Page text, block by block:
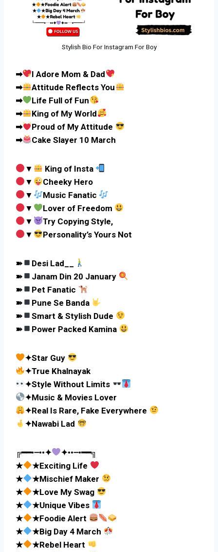
Stylish Bio For Instagram For Boy
➡
I Adore Mom & Dad
➡
Attitude Reflects You
➡
Life Full of Fun
➡
King of My World
➡
Proud of My Attitude
➡
Cake Slayer 10 March
▼
King of Insta
▼
Cheeky Hero
▼
Music Fanatic
▼
Lover of Freedom
▼
Try Copying Style,
▼
Personality’s Yours Not
➽
Desi Lad__
➽
Janam Din 20 January
➽
Pet Fanatic
➽
Pune Se Banda
➽
Smart & Stylish Dude
➽
Power Packed Kamina
✦Star Guy
✦True Khalnayak
✦Style Without Limits
✦Music & Movies Lover
✦Real Is Rare, Fake Everywhere
✦Nawabi Lad
╔━━•┈••✦
✦••┈•━━╗
★
★Exciting Life
★
★Mischief Maker
★
★Love My Swag
★
★Unique Vibes
★
★Foodie Alert
★
★Big Day 4 March
★
★Rebel Heart